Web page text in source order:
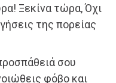
Ξεκίνα τώρα, Όχι
της πορείας
σου
φόβο και